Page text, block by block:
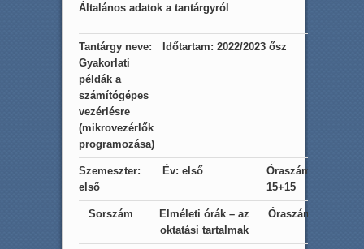
Általános adatok a tantárgyról
Tantárgy neve:
Gyakorlati
példák a
számítógépes
vezérlésre
(mikrovezérlők
programozása)
Időtartam: 2022/2023 ősz
Szemeszter:
első
Év: első
Óraszám:
15+15
Sorszám
Elméleti órák – az
oktatási tartalmak
Óraszám